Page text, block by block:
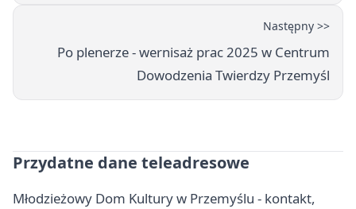
Następny >>
Po plenerze - wernisaż prac 2025 w Centrum
Dowodzenia Twierdzy Przemyśl
Przydatne dane teleadresowe
Młodzieżowy Dom Kultury w Przemyślu - kontakt,